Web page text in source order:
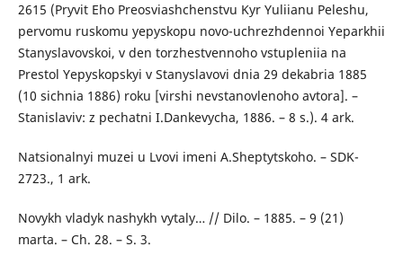
2615 (Pryvit Eho Preosviashchenstvu Kyr Yuliianu Peleshu,
pervomu ruskomu yepyskopu novo-uchrezhdennoi Yeparkhii
Stanyslavovskoi, v den torzhestvennoho vstupleniia na
Prestol Yepyskopskyi v Stanyslavovi dnia 29 dekabria 1885
(10 sichnia 1886) roku [virshi nevstanovlenoho avtora]. –
Stanislaviv: z pechatni I.Dankevycha, 1886. – 8 s.). 4 ark.
Natsionalnyi muzei u Lvovi imeni A.Sheptytskoho. – SDK-
2723., 1 ark.
Novykh vladyk nashykh vytaly… // Dilo. – 1885. – 9 (21)
marta. – Ch. 28. – S. 3.